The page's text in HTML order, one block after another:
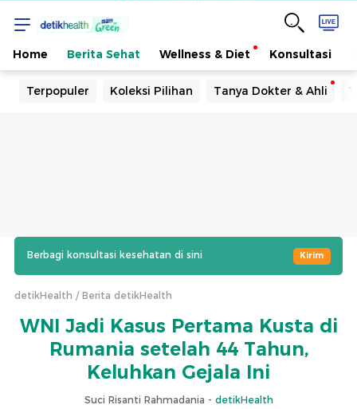
Home Berita Sehat Wellness & Diet Konsultasi
Terpopuler Koleksi Pilihan Tanya Dokter & Ahli
Berbagi konsultasi kesehatan di sini Kirim
detikHealth Berita detikHealth
WNI Jadi Kasus Pertama Kusta di
Rumania setelah 44 Tahun,
Keluhkan Gejala Ini
Suci Risanti Rahmadania - detikHealth